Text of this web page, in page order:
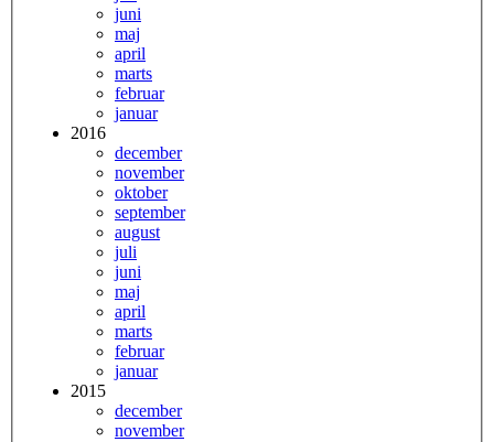
juni
maj
april
marts
februar
januar
2016
december
november
oktober
september
august
juli
juni
maj
april
marts
februar
januar
2015
december
november